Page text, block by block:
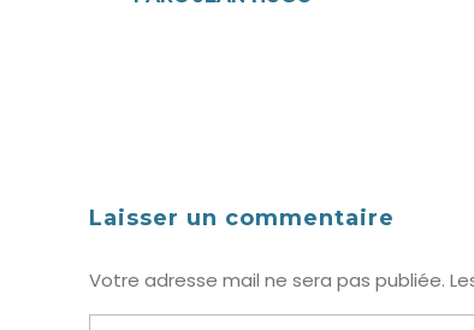
Laisser un commentaire
Votre adresse mail ne sera pas publiée.